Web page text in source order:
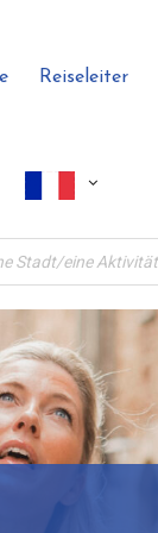
Reiseleiter